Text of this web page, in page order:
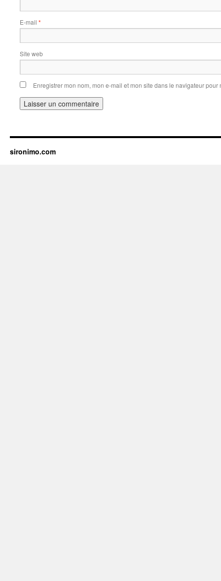
E-mail *
Site web
Enregistrer mon nom, mon e-mail et mon site dans le navigateur
sironimo.com